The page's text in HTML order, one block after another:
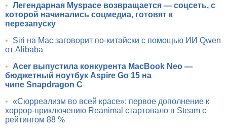
• Легендарная Myspace возвращается — соцсеть, с
которой начинались соцмедиа, готовят к
перезапуску
•
Siri на Mac заговорит по-китайски с помощью ИИ Qwen
от Alibaba
•
Acer выпустила конкурента MacBook Neo —
бюджетный ноутбук Aspire Go 15 на
чипе Snapdragon C
• «Сюрреализм во всей красе»: первое дополнение к
хоррор-приключению Reanimal стартовало в Steam с
рейтингом 88 %